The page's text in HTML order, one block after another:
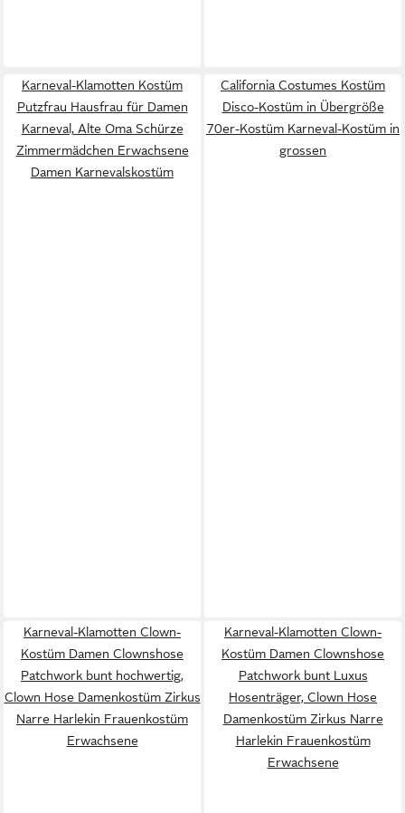
Karneval-Klamotten Kostüm
Putzfrau Hausfrau für Damen
Karneval, Alte Oma Schürze
Zimmermädchen Erwachsene
Damen Karnevalskostüm
California Costumes Kostüm
Disco-Kostüm in Übergröße
70er-Kostüm Karneval-Kostüm in
grossen
Karneval-Klamotten Clown-
Kostüm Damen Clownshose
Patchwork bunt hochwertig,
Clown Hose Damenkostüm Zirkus
Narre Harlekin Frauenkostüm
Erwachsene
Karneval-Klamotten Clown-
Kostüm Damen Clownshose
Patchwork bunt Luxus
Hosenträger, Clown Hose
Damenkostüm Zirkus Narre
Harlekin Frauenkostüm
Erwachsene